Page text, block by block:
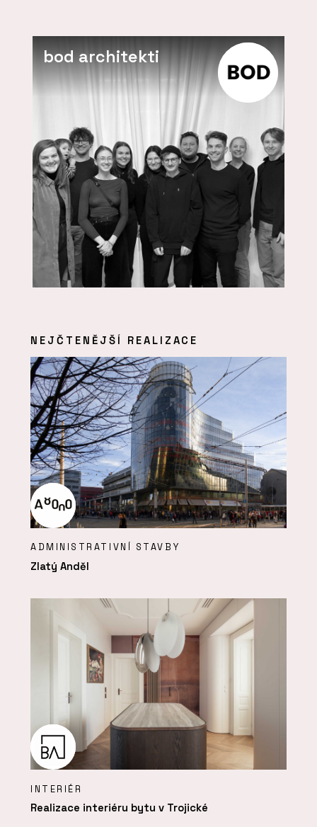
bod architekti
NEJČTENĚJŠÍ REALIZACE
ADMINISTRATIVNÍ STAVBY
Zlatý Anděl
INTERIÉR
Realizace interiéru bytu v Trojické